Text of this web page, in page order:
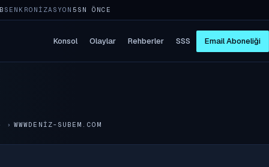
SENKRONIZASYON 10SN ÖNCE
Konsol Olaylar Rehberler SSS Email Aboneliği
WWWDENIZ-SUBEM.COM